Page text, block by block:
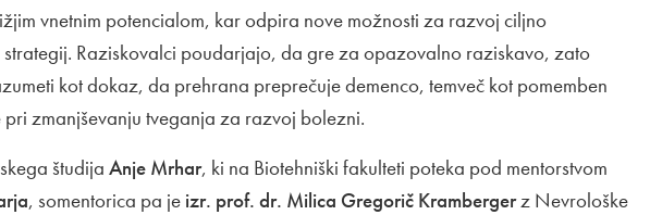
vnetnim potencialom, kar odpira nove možnosti za razvoj ciljno
strategij. Raziskovalci poudarjajo, da gre za opazovalno raziskavo, zato
kot dokaz, da prehrana preprečuje demenco, temveč kot pomemben
zmanjševanju tveganja za razvoj bolezni.
študijaAnje Mrhar, ki na Biotehniški fakulteti poteka pod mentorstvom
, somentorica pa je izr. prof. dr. Milica Gregorič Krambergerz Nevrološke